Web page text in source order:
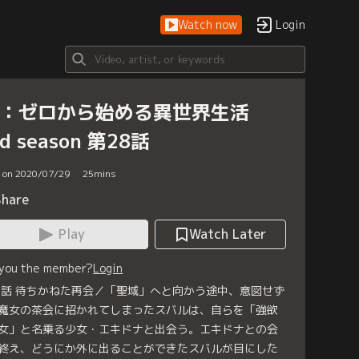
Watch now Login
ゼロから始める異世界生活
season 第28話
on 2020/07/29 25mins
Play
Watch Later
the member?Login
待ちかねた再会／「聖域」へと向かう途中、意図せず
女の茶会に招かれてしまったスバルは、自らを「強欲
」と名乗る少女・エキドナと出会う。エキドナとの会
え、どうにか外に出ることができたスバルが目にした